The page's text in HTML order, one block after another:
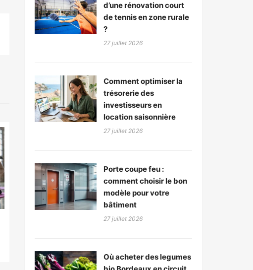
d’une rénovation court
de tennis en zone rurale
?
27 juillet 2026
Comment optimiser la
trésorerie des
investisseurs en
location saisonnière
27 juillet 2026
Porte coupe feu :
comment choisir le bon
modèle pour votre
bâtiment
27 juillet 2026
Où acheter des legumes